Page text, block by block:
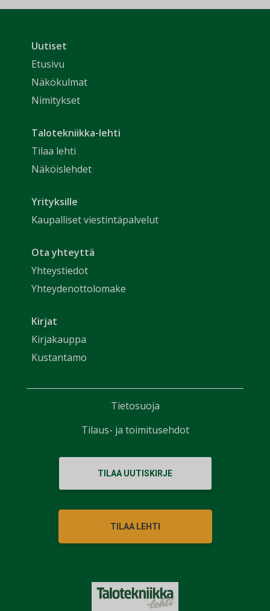
Uutiset
Etusivu
Näkökulmat
Nimitykset
Talotekniikka-lehti
Tilaa lehti
Näköislehdet
Yrityksille
Kaupalliset viestintäpalvelut
Ota yhteyttä
Yhteystiedot
Yhteydenottolomake
Kirjat
Kirjakauppa
Kustantamo
TILAA UUTISKIRJE
TILAA LEHTI
Tietosuoja
Tilaus- ja toimitusehdot